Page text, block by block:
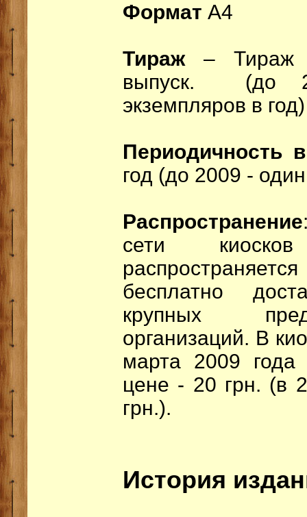
Формат А4
Тираж– Тираж
выпуск. (до
экземпляров в год)
Периодичность
год (до 2009 -
Распространение
сети
бесплатно
крупных
организаций. В
марта 2009 года
цене - 20 грн. (в
грн.).
История